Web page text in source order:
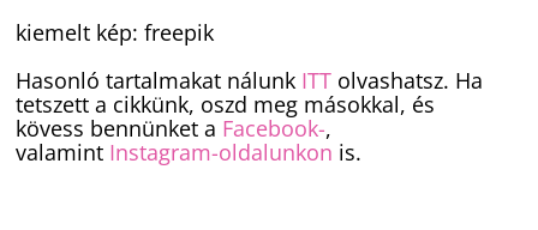
kiemelt kép: freepik
Hasonló tartalmakat nálunk ITT olvashatsz. Ha
tetszett a cikkünk, oszd meg másokkal, és
kövess bennünket a Facebook-,
valamint Instagram-oldalunkon is.